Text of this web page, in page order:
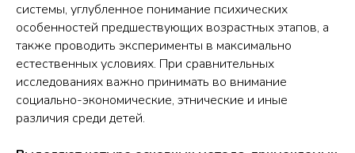
системы, углубленное понимание психических
особенностей предшествующих возрастных этапов, а
также проводить эксперименты в максимально
естественных условиях. При сравнительных
исследованиях важно принимать во внимание
социально-экономические, этнические и иные
различия среди детей.